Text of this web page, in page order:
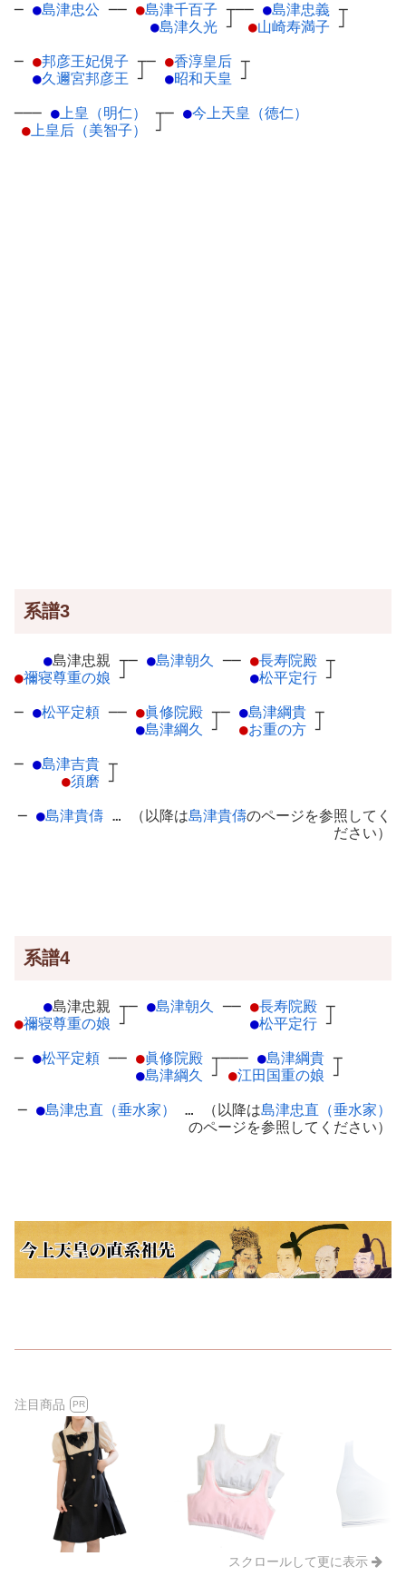
─ ●島津忠公 ── ●島津千百子 ┬
●島津久光 ┘
── ●島津忠義 ┬
●山崎寿満子 ┘
─ ●邦彦王妃俔子 ┬
●久邇宮邦彦王 ┘
─ ●香淳皇后 ┬
●昭和天皇 ┘
─── ●上皇（明仁）
┬
●上皇后（美智子） ┘
─ ●今上天皇（徳仁）
系譜3
●島津忠親 ┬
●禰寝尊重の娘 ┘
─ ●島津朝久 ── ●長寿院殿 ┬
●松平定行 ┘
─ ●松平定頼 ── ●眞修院殿 ┬
●島津綱久 ┘
─ ●島津綱貴 ┬
●お重の方 ┘
─ ●島津吉貴 ┬
●須磨 ┘
─ ●島津貴儔 … （以降は島津貴儔のページを参照してく
ださい）
系譜4
●島津忠親 ┬
●禰寝尊重の娘 ┘
─ ●島津朝久 ── ●長寿院殿 ┬
●松平定行 ┘
─ ●松平定頼 ── ●眞修院殿 ┬
●島津綱久 ┘
─── ●島津綱貴 ┬
●江田国重の娘 ┘
─ ●島津忠直（垂水家） … （以降は島津忠直（垂水家）
のページを参照してください）
注目商品 PR
スクロールして更に表示